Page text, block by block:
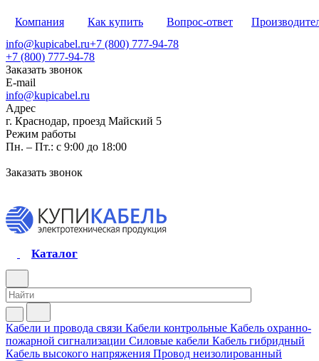
Компания Как купить Вопрос-ответ
info@kupicabel.ru+7 (800) 777-94-78
+7 (800) 777-94-78
Заказать звонок
E-mail
info@kupicabel.ru
Адрес
г. Краснодар, проезд Майский 5
Режим работы
Пн. – Пт.: с 9:00 до 18:00
Заказать звонок
Каталог
Кабели и провода связи Кабели контрольные Кабель охранно-
пожарной сигнализации Силовые кабели Кабель гибридный
Кабель высокого напряжения Провод неизолированный